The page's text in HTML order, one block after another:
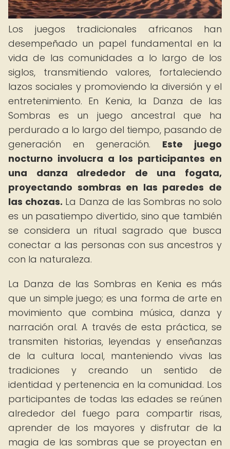
Los juegos tradicionales africanos han
desempeñado un papel fundamental en la
vida de las comunidades a lo largo de los
siglos, transmitiendo valores, fortaleciendo
lazos sociales y promoviendo la diversión y el
entretenimiento. En Kenia, la Danza de las
Sombras es un juego ancestral que ha
perdurado a lo largo del tiempo, pasando de
generación en generación. Este juego
nocturno involucra a los participantes en
una danza alrededor de una fogata,
proyectando sombras en las paredes de
las chozas. La Danza de las Sombras no solo
es un pasatiempo divertido, sino que también
se considera un ritual sagrado que busca
conectar a las personas con sus ancestros y
con la naturaleza.
La Danza de las Sombras en Kenia es más
que un simple juego; es una forma de arte en
movimiento que combina música, danza y
narración oral. A través de esta práctica, se
transmiten historias, leyendas y enseñanzas
de la cultura local, manteniendo vivas las
tradiciones y creando un sentido de
identidad y pertenencia en la comunidad. Los
participantes de todas las edades se reúnen
alrededor del fuego para compartir risas,
aprender de los mayores y disfrutar de la
magia de las sombras que se proyectan en